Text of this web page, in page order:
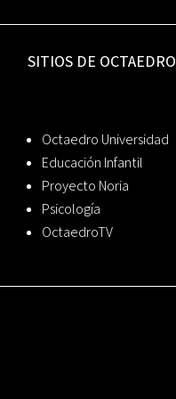
SITIOS DE OCTAEDRO
Octaedro Universidad
Educación Infantil
Proyecto Noria
Psicología
OctaedroTV